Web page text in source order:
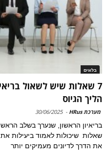
בלוגים
7 שאלות שיש לשאול
הליך הגיוס
מערכת HRus -
30/06/2025
בריאיון הראשון, שנערך בשלב
שאלות שיכולות לאמוד ביעילות
את הדרך לדיונים מעמיקים יותר